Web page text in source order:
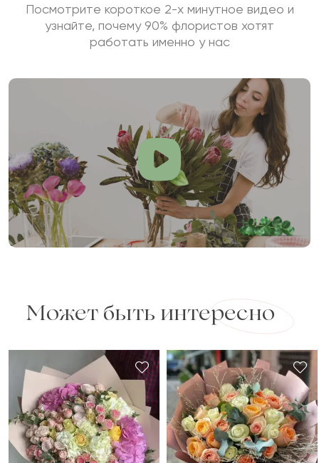
Посмотрите короткое 2-х минутное видео и
узнайте, почему 90% флористов хотят
работать именно у нас
Может быть интересно